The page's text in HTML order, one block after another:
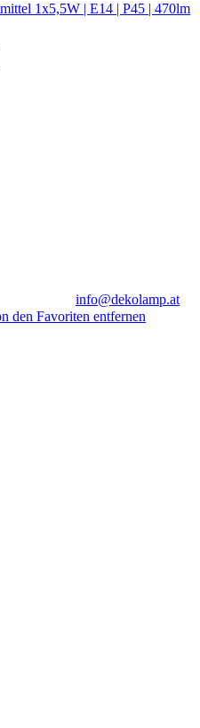
1x5,5W | E14 | P45 | 470lm
info@dekolamp.at
den Favoriten entfernen